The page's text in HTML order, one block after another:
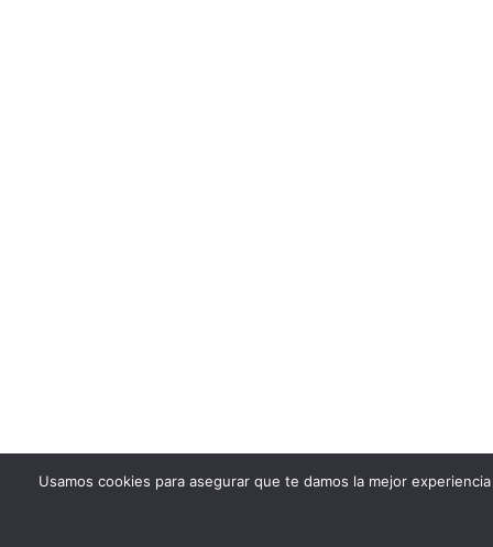
Usamos cookies para asegurar que te damos la mejor